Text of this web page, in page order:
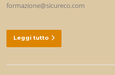
formazione@sicureco.com
Leggi tutto